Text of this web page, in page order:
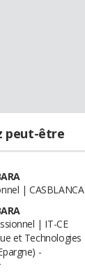
peut-être
| CASBLANCA
| IT-CE
et Technologies
-